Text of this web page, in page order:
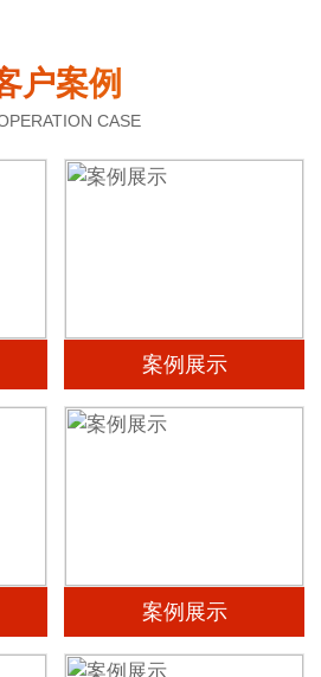
户案例
CASE
案例展示
案例展示